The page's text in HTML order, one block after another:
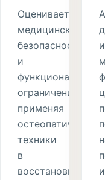
Оценивает
медицинскую
безопасность
и
функциональные
ограничения,
применяя
остеопатические
техники
в
и